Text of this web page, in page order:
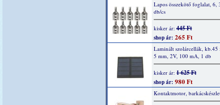
Lapos összekötő foglalat, 6,
db/cs
kisker ár: 445 Ft
shop ár: 265 Ft
Laminált szolárcellák,
5 mm, 2V, 100 mA, 1 db
kisker ár: 1 625 Ft
shop ár: 980 Ft
Kontaktmotor,